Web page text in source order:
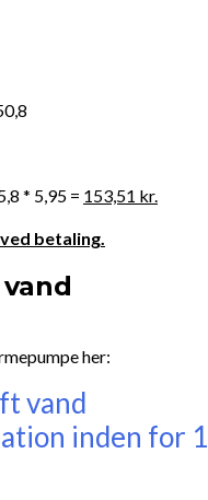
* 5,95 = 153,51 kr.
betaling.
her:
vand
inden for 1